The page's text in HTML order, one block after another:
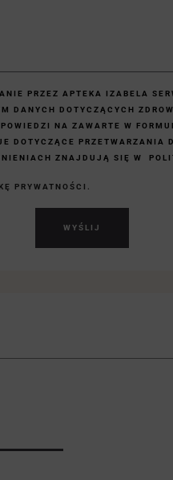
PRZEZ APTEKA IZABELA
DANYCH DOTYCZĄCYCH
NA ZAWARTE W
DOTYCZĄCE PRZETWARZANIA
ZNAJDUJĄ SIĘ W
PRYWATNOŚCI.
WYŚLIJ